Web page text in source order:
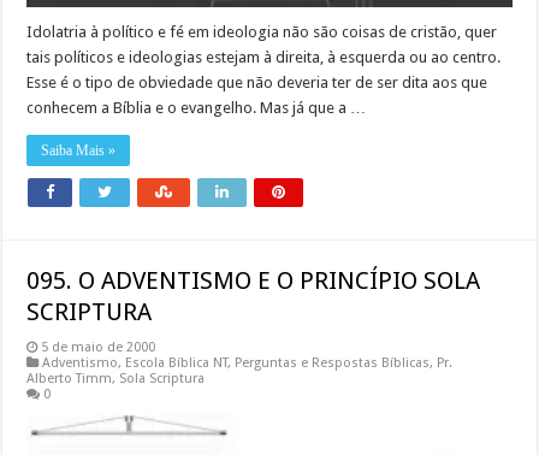
Idolatria à político e fé em ideologia não são coisas de cristão, quer
tais políticos e ideologias estejam à direita, à esquerda ou ao centro.
Esse é o tipo de obviedade que não deveria ter de ser dita aos que
conhecem a Bíblia e o evangelho. Mas já que a …
Saiba Mais »
095. O ADVENTISMO E O PRINCÍPIO SOLA
SCRIPTURA
5 de maio de 2000
Adventismo, Escola Bíblica NT, Perguntas e Respostas Bíblicas, Pr.
Alberto Timm, Sola Scriptura
0